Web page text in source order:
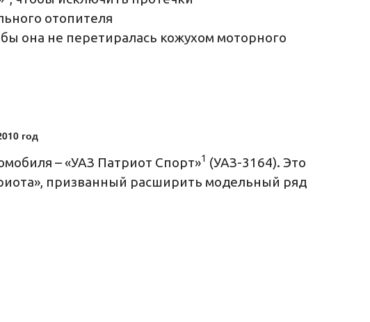
отопителя
она не перетиралась кожухом моторного
год
– «УАЗ Патриот Спорт»1 (УАЗ-3164). Это
призванный расширить модельный ряд